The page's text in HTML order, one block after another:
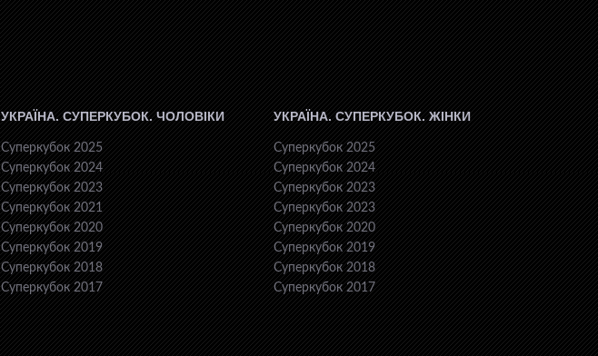
УКРАЇНА. СУПЕРКУБОК. ЧОЛОВІКИ
Суперкубок 2025
Суперкубок 2024
Суперкубок 2023
Суперкубок 2021
Суперкубок 2020
Суперкубок 2019
Суперкубок 2018
Суперкубок 2017
УКРАЇНА. СУПЕРКУБОК. ЖІНКИ
Суперкубок 2025
Суперкубок 2024
Суперкубок 2023
Суперкубок 2023
Суперкубок 2020
Суперкубок 2019
Суперкубок 2018
Суперкубок 2017